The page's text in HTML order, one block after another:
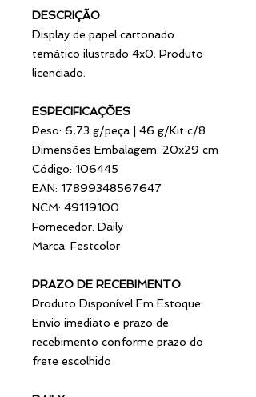
DESCRIÇÃO
Display de papel cartonado
temático ilustrado 4x0. Produto
licenciado.
ESPECIFICAÇÕES
Peso: 6,73 g/peça | 46 g/Kit c/8
Dimensões Embalagem: 20x29 cm
Código: 106445
EAN: 17899348567647
NCM: 49119100
Fornecedor: Daily
Marca: Festcolor
PRAZO DE RECEBIMENTO
Produto Disponível Em Estoque:
Envio imediato e prazo de
recebimento conforme prazo do
frete escolhido